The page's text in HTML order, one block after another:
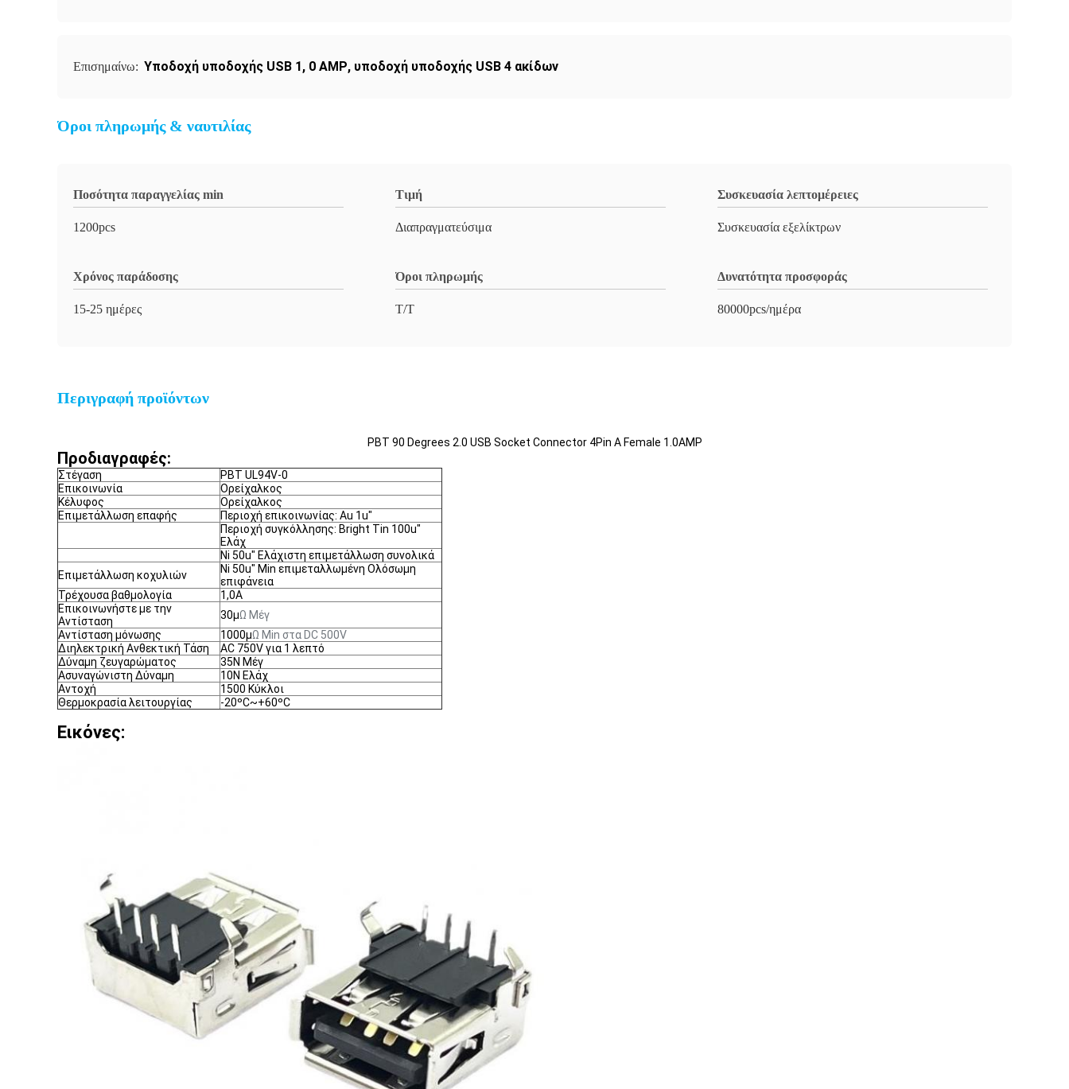
Επισημαίνω: Υποδοχή υποδοχής USB 1, 0 AMP, υποδοχή υποδοχής USB 4 ακίδων
Όροι πληρωμής & ναυτιλίας
Ποσότητα παραγγελίας min
1200pcs
Τιμή
Διαπραγματεύσιμα
Συσκευασία λεπτομέρειες
Συσκευασία εξελίκτρων
Χρόνος παράδοσης
15-25 ημέρες
Όροι πληρωμής
T/T
Δυνατότητα προσφοράς
80000pcs/ημέρα
Περιγραφή προϊόντων
PBT 90 Degrees 2.0 USB Socket Connector 4Pin A Female 1.0AMP
Προδιαγραφές:
Στέγαση
PBT UL94V-0
Επικοινωνία
Ορείχαλκος
Κέλυφος
Ορείχαλκος
Επιμετάλλωση επαφής
Περιοχή επικοινωνίας: Au 1u"
Περιοχή συγκόλλησης: Bright Tin 100u"
Ελάχ
Ni 50u" Ελάχιστη επιμετάλλωση συνολικά
Επιμετάλλωση κοχυλιών
Ni 50u" Min επιμεταλλωμένη Ολόσωμη
επιφάνεια
Τρέχουσα βαθμολογία
1,0Α
Επικοινωνήστε με την
Αντίσταση
30μΩ Μέγ
Αντίσταση μόνωσης
1000μΩ Min στα DC 500V
Διηλεκτρική Ανθεκτική Τάση
AC 750V για 1 λεπτό
Δύναμη ζευγαρώματος
35N Μέγ
Ασυναγώνιστη Δύναμη
10Ν Ελάχ
Αντοχή
1500 Κύκλοι
Θερμοκρασία λειτουργίας
-20ºC~+60ºC
Εικόνες: